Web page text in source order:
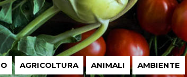
AGRICOLTURA ANIMALI AMBIENTE